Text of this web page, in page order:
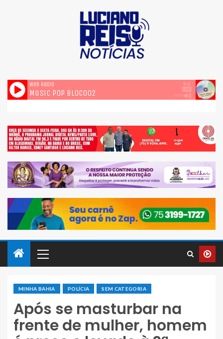
MINHA BAHIA POLÍCIA SEM CATEGORIA
Após se masturbar na
frente de mulher, homem